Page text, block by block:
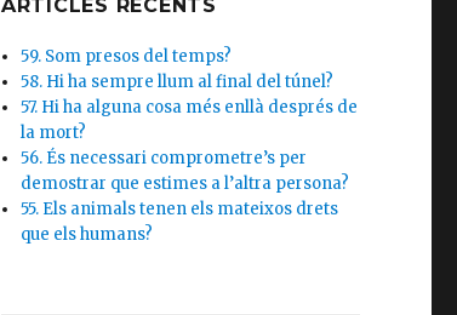
ARTICLES RECENTS
59. Som presos del temps?
58. Hi ha sempre llum al final del túnel?
57. Hi ha alguna cosa més enllà després de
la mort?
56. És necessari comprometre’s per
demostrar que estimes a l’altra persona?
55. Els animals tenen els mateixos drets
que els humans?